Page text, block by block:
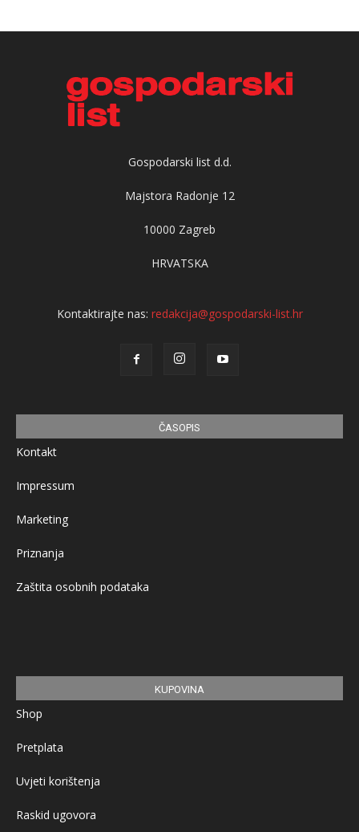
Gospodarski list d.d.
Majstora Radonje 12
10000 Zagreb
HRVATSKA
Kontaktirajte nas: redakcija@gospodarski-list.hr
ČASOPIS
Kontakt
Impressum
Marketing
Priznanja
Zaštita osobnih podataka
KUPOVINA
Shop
Pretplata
Uvjeti korištenja
Raskid ugovora